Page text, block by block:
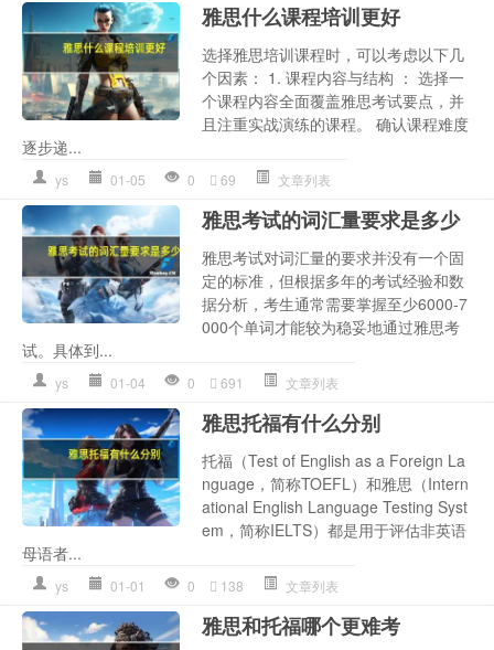
雅思什么课程培训更好
选择雅思培训课程时，可以考虑以下几
个因素： 1. 课程内容与结构 ： 选择一
个课程内容全面覆盖雅思考试要点，并
且注重实战演练的课程。 确认课程难度
逐步递...
ys 01-05 0 69 文章列表
雅思考试的词汇量要求是多少
雅思考试对词汇量的要求并没有一个固
定的标准，但根据多年的考试经验和数
据分析，考生通常需要掌握至少6000-7
000个单词才能较为稳妥地通过雅思考
试。具体到...
ys 01-04 0 691 文章列表
雅思托福有什么分别
托福（Test of English as a Foreign La
nguage，简称TOEFL）和雅思（Intern
ational English Language Testing Syst
em，简称IELTS）都是用于评估非英语
母语者...
ys 01-01 0 138 文章列表
雅思和托福哪个更难考